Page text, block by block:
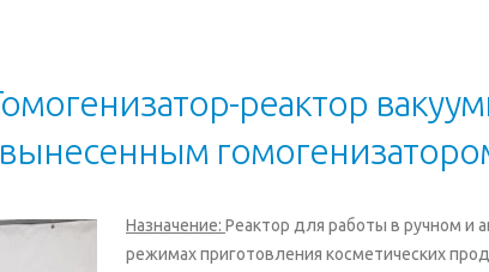
реактор
Назначение: Реактор для работы в ручном и
режимах приготовления косметических